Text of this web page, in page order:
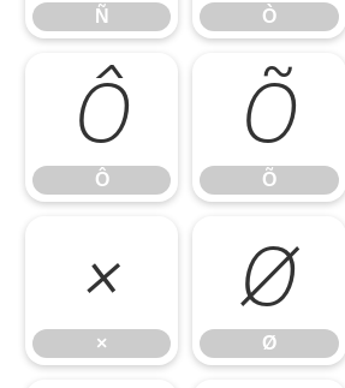
Ñ Ò
Ô
Ô
Õ
Õ
×
×
Ø
Ø